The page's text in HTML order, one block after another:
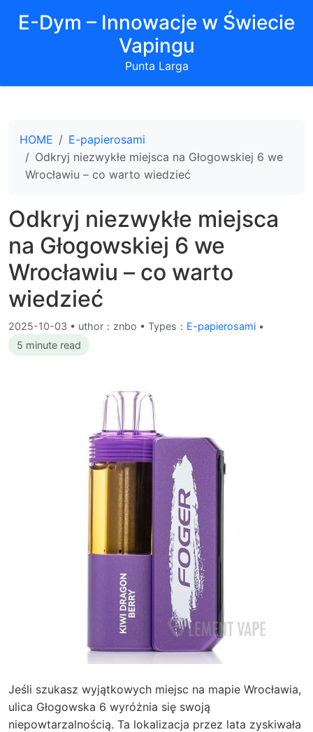
E-Dym – Innowacje w Świecie
Vapingu
Punta Larga
HOME
E-papierosami
Odkryj niezwykłe miejsca na Głogowskiej 6 we
Wrocławiu – co warto wiedzieć
Odkryj niezwykłe miejsca
na Głogowskiej 6 we
Wrocławiu – co warto
wiedzieć
2025-10-03 • uthor：znbo • Types： E-papierosami •
5 minute read
Jeśli szukasz wyjątkowych miejsc na mapie Wrocławia,
ulica Głogowska 6 wyróżnia się swoją
niepowtarzalnością. Ta lokalizacja przez lata zyskiwała